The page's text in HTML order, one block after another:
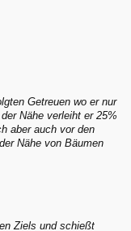
Getreuen wo er nur
Nähe verleiht er 25%
aber auch vor den
Nähe von Bäumen
Ziels und schießt